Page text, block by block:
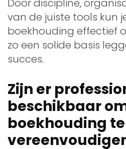
Door discipline,
van de juiste tools kun
boekhouding effectief
zo een solide basis
succes.
Zijn er
beschikbaar
boekhouding te